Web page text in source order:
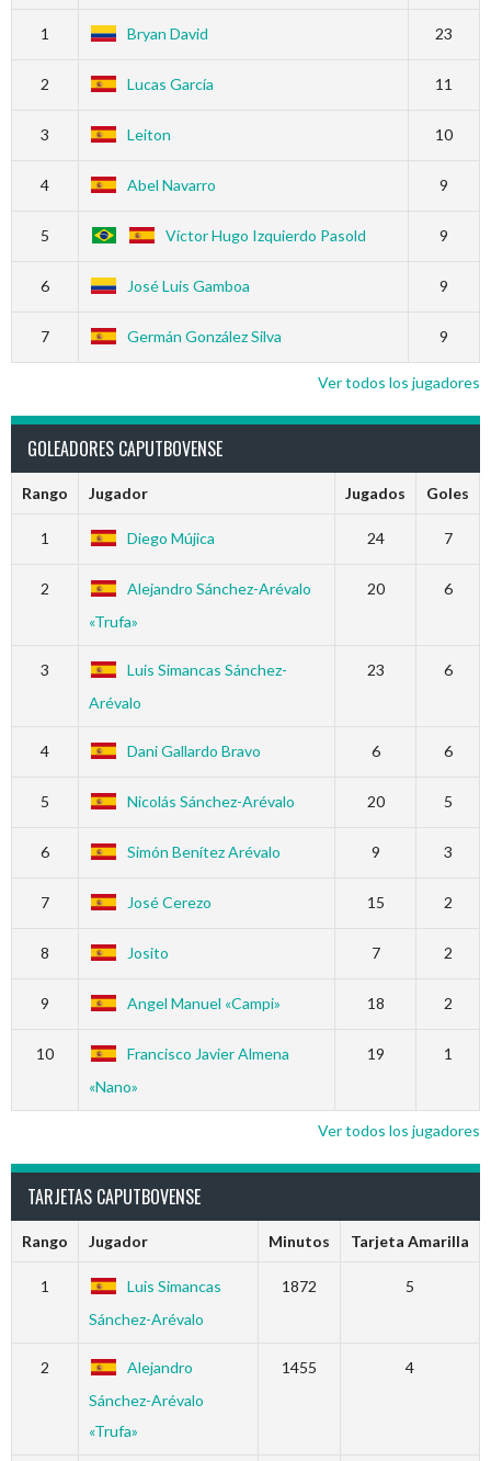
1 Bryan David 23
2 Lucas García 11
3 Leiton 10
4 Abel Navarro 9
5 Víctor Hugo Izquierdo Pasold 9
6 José Luis Gamboa 9
7 Germán González Silva 9
Ver todos los jugadores
GOLEADORES CAPUTBOVENSE
Rango Jugador Jugados Goles
1 Diego Mújica 24 7
2
Alejandro Sánchez-Arévalo
«Trufa»
20 6
3
Luis Simancas Sánchez-
Arévalo
23 6
4 Dani Gallardo Bravo 6 6
5 Nicolás Sánchez-Arévalo 20 5
6 Simón Benítez Arévalo 9 3
7 José Cerezo 15 2
8 Josito 7 2
9 Angel Manuel «Campi» 18 2
10
Francisco Javier Almena
«Nano»
19 1
Ver todos los jugadores
TARJETAS CAPUTBOVENSE
Rango Jugador Minutos Tarjeta Amarilla
1
Luis Simancas
Sánchez-Arévalo
1872 5
2
Alejandro
Sánchez-Arévalo
«Trufa»
1455 4